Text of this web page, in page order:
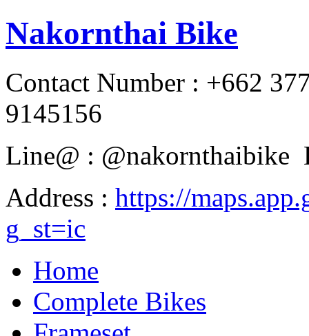
Nakornthai Bike
Contact Number : +662
9145156
Line@ :
Address : https://
g_st=ic
Home
Complete Bikes